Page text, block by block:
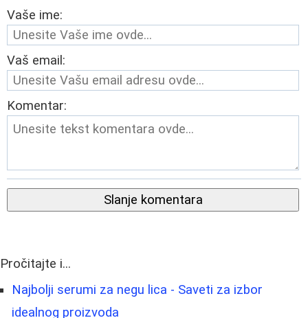
Vaše ime:
Vaš email:
Komentar:
Slanje komentara
Pročitajte i...
Najbolji serumi za negu lica - Saveti za izbor
idealnog proizvoda